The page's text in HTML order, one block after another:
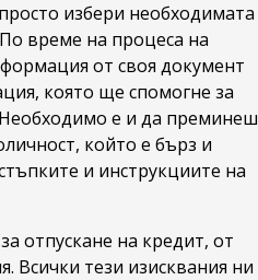
избери необходимата
време на процеса на
от своя документ
която ще спомогне за
е и да преминеш
който е бърз и
и инструкциите на
отпускане на кредит, от
Всички тези изисквания ни